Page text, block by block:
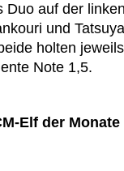
Duo auf der
und
holten
Note 1,5.
Elf der